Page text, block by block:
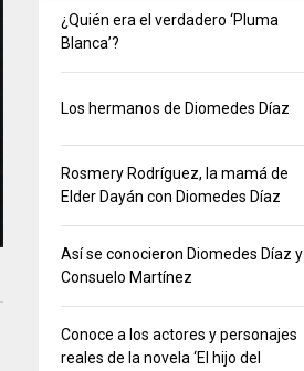
¿Quién era el verdadero ‘Pluma
Blanca’?
Los hermanos de Diomedes Díaz
Rosmery Rodríguez, la mamá de
Elder Dayán con Diomedes Díaz
Así se conocieron Diomedes Díaz y
Consuelo Martínez
Conoce a los actores y personajes
reales de la novela ‘El hijo del